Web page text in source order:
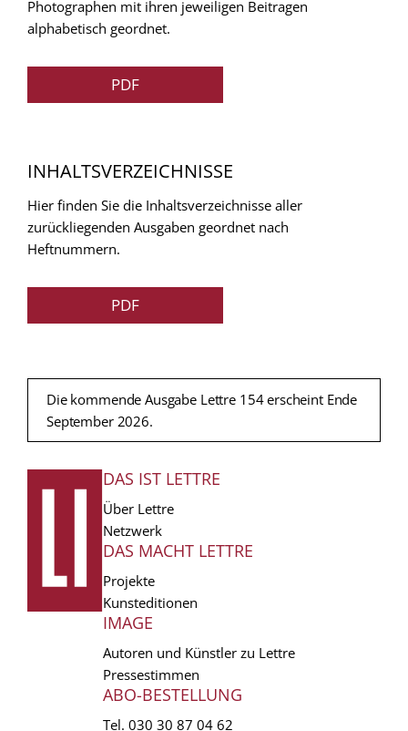
Photographen mit ihren jeweiligen Beitragen
alphabetisch geordnet.
PDF
INHALTSVERZEICHNISSE
Hier finden Sie die Inhaltsverzeichnisse aller
zurückliegenden Ausgaben geordnet nach
Heftnummern.
PDF
Die kommende Ausgabe Lettre 154 erscheint Ende
September 2026.
FUSSZEILE
DAS IST LETTRE
Über Lettre
Netzwerk
DAS MACHT LETTRE
Projekte
Kunsteditionen
IMAGE
Autoren und Künstler zu Lettre
Pressestimmen
ABO-BESTELLUNG
Tel. 030 30 87 04 62